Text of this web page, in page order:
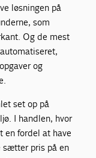
løsningen på
som
Og de mest
og
set op på
I handlen, hvor
en fordel at have
sætter pris på en